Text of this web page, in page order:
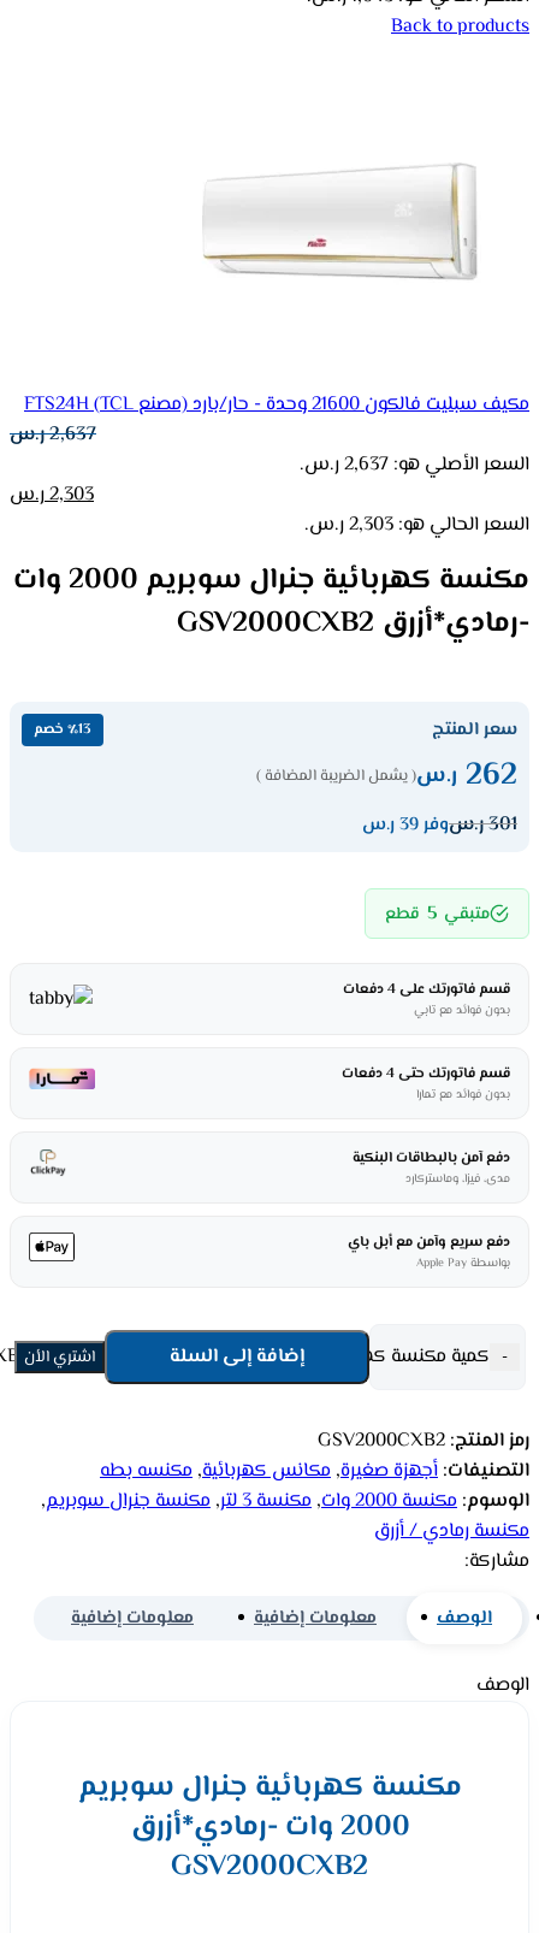
Back to products
مكيف سبليت فالكون 21600 وحدة - حار/بارد (مصنع TCL) FTS24H
2,637ر.س
السعر الأصلي هو: 2,637 ر.س.
2,303ر.س
السعر الحالي هو: 2,303 ر.س.
مكنسة كهربائية جنرال سوبريم 2000 وات
-رمادي*أزرق GSV2000CXB2
سعر المنتج ٪13 خصم
262 ر.س( يشمل الضريبة المضافة )
301ر.سوفر 39 ر.س
متبقي 5 قطع
قسم فاتورتك على 4 دفعات
بدون فوائد مع تابي
قسم فاتورتك حتى 4 دفعات
بدون فوائد مع تمارا
دفع آمن بالبطاقات البنكية
مدى، فيزا، وماستركارد
دفع سريع وآمن مع أبل باي
بواسطة Apple Pay
- كمية مكنسة كهربائية جنرال سوبريم 2000 وات -رمادي*أزرق GSV2000CXB2
إضافة إلى السلة اشتري الأن
رمز المنتج: GSV2000CXB2
التصنيفات: أجهزة صغيرة, مكانس كهربائية, مكنسه بطه
الوسوم: مكنسة 2000 وات , مكنسة 3 لتر , مكنسة جنرال سوبريم,
مكنسة رمادي / أزرق
مشاركة:
الوصف معلومات إضافية معلومات إضافية
الوصف
مكنسة كهربائية جنرال سوبريم
2000 وات -رمادي*أزرق
GSV2000CXB2